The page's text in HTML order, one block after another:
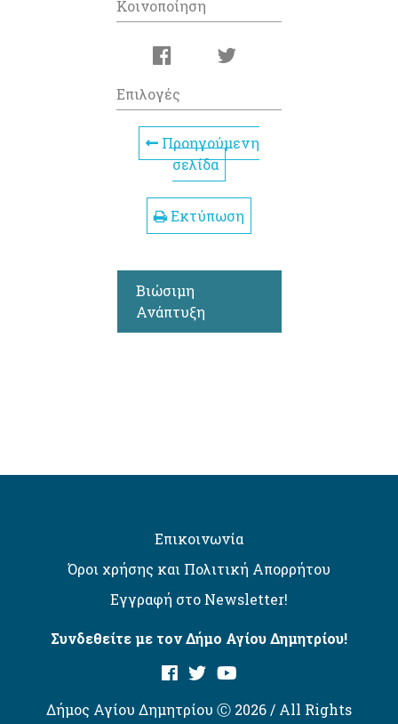
Κοινοποίηση
Επιλογές
Προηγούμενη
σελίδα
Εκτύπωση
Βιώσιμη
Ανάπτυξη
Επικοινωνία
Όροι χρήσης και Πολιτική Απορρήτου
Εγγραφή στο Newsletter!
Συνδεθείτε με τον Δήμο Αγίου Δημητρίου!
Δήμος Αγίου Δημητρίου Ⓒ 2026 / All Rights